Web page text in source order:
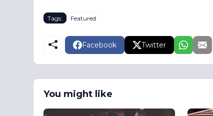
Tags: Featured
Facebook Twitter
You might like